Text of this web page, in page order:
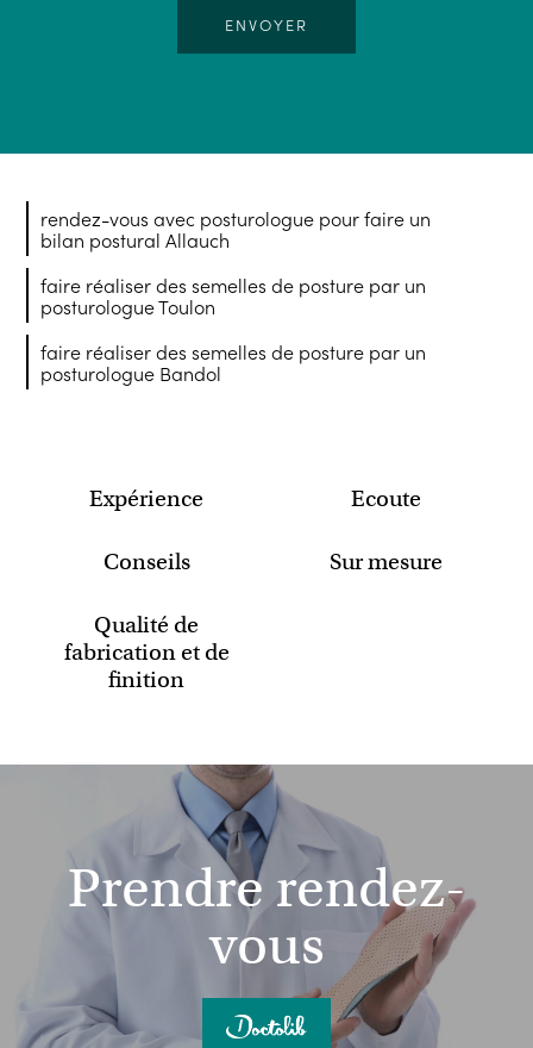
rendez-vous avec posturologue pour faire un
bilan postural Allauch
faire réaliser des semelles de posture par un
posturologue Toulon
faire réaliser des semelles de posture par un
posturologue Bandol
Expérience Ecoute
Conseils Sur mesure
Qualité de
fabrication et de
finition
Prendre rendez-
vous